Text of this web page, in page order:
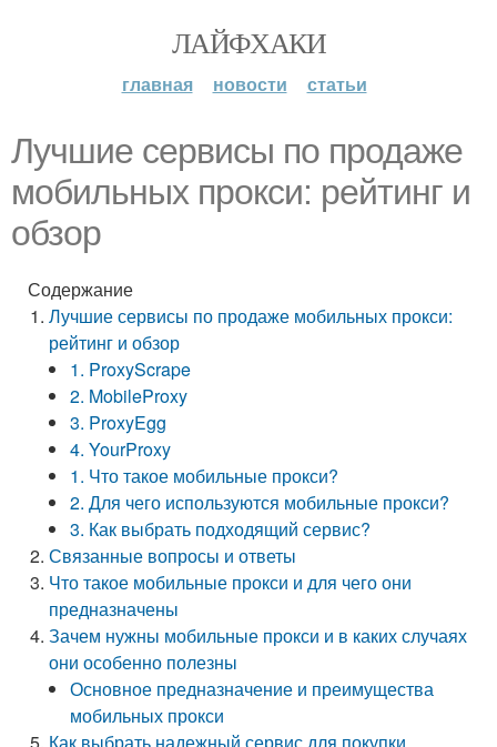
ЛАЙФХАКИ
главная новости статьи
Лучшие сервисы по продаже
мобильных прокси: рейтинг и
обзор
Содержание
Лучшие сервисы по продаже мобильных прокси:
рейтинг и обзор
1. ProxyScrape
2. MobileProxy
3. ProxyEgg
4. YourProxy
1. Что такое мобильные прокси?
2. Для чего используются мобильные прокси?
3. Как выбрать подходящий сервис?
Связанные вопросы и ответы
Что такое мобильные прокси и для чего они
предназначены
Зачем нужны мобильные прокси и в каких случаях
они особенно полезны
Основное предназначение и преимущества
мобильных прокси